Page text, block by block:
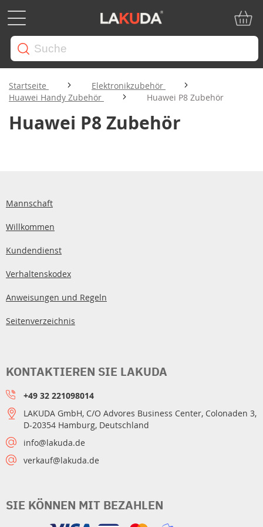
Startseite
Elektronikzubehör
Huawei Handy Zubehör
Huawei P8 Zubehör
Huawei P8 Zubehör
Mannschaft
Willkommen
Kundendienst
Verhaltenskodex
Anweisungen und Regeln
Seitenverzeichnis
SIE KÖNNEN MIT BEZAHLEN
KONTAKTIEREN SIE LAKUDA
+49 32 221098014
LAKUDA GmbH, C/O Advores Business Center, Colonaden 3,
D-20354 Hamburg, Deutschland
info@lakuda.de
verkauf@lakuda.de